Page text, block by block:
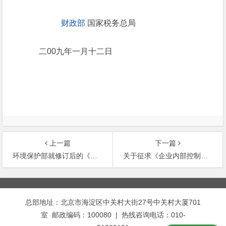
财政部 国家税务总局
二00九年一月十二日
上一篇
环境保护部就修订后的《环境行政复议办法》答问
下一篇
关于征求《企业内部控制评价指引》及工程项目等5项内部控制应用指引意见的通知
文
章
总部地址：北京市海淀区中关村大街27号中关村大厦701
室 邮政编码：100080 | 热线咨询电话：010-